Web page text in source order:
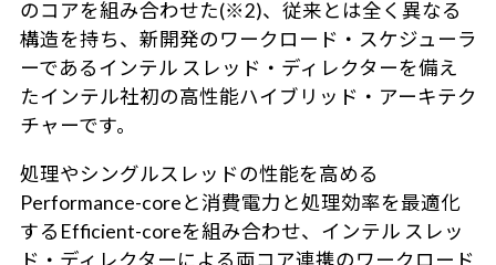
のコアを組み合わせた(※2)、従来とは全く異なる
構造を持ち、新開発のワークロード・スケジューラ
ーであるインテル スレッド・ディレクターを備え
たインテル社初の高性能ハイブリッド・アーキテク
チャーです。
処理やシングルスレッドの性能を高める
Performance-coreと消費電力と処理効率を最適化
するEfficient-coreを組み合わせ、インテル スレッ
ド・ディレクターによる両コア連携のワークロード